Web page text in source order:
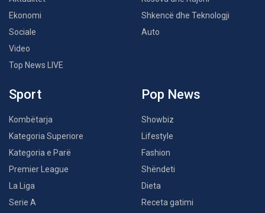
Ekonomi
Sociale
Video
Top News LIVE
Shkencë dhe Teknologji
Auto
Sport
Kombëtarja
Kategoria Superiore
Kategoria e Parë
Premier League
La Liga
Serie A
Pop News
Showbiz
Lifestyle
Fashion
Shëndeti
Dieta
Receta gatimi